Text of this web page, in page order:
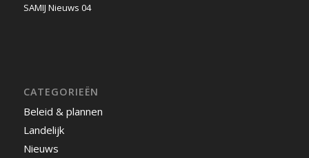
SAMIJ Nieuws 04
CATEGORIEËN
Beleid & plannen
Landelijk
Nieuws